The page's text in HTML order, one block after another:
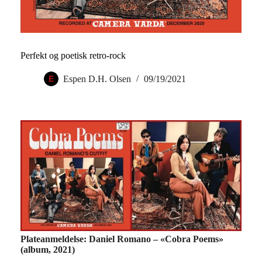
Perfekt og poetisk retro-rock
Espen D.H. Olsen 09/19/2021
Plateanmeldelse: Daniel Romano – «Cobra Poems»
(album, 2021)